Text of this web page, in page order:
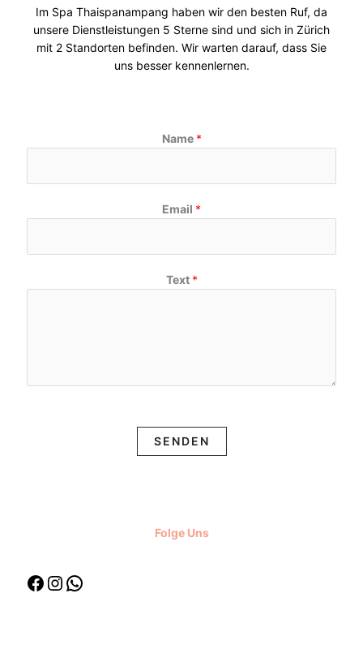
Im Spa Thaispanampang haben wir den besten Ruf, da
unsere Dienstleistungen 5 Sterne sind und sich in Zürich
mit 2 Standorten befinden. Wir warten darauf, dass Sie
uns besser kennenlernen.
Name *
Email *
Text *
SENDEN
Folge Uns